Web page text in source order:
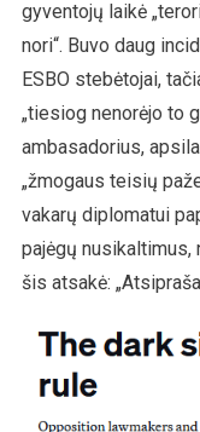
gyventojų laikė
nori“. Buvo daug
ESBO stebėtojai,
„tiesiog nenorėjo to
ambasadorius,
„žmogaus teisių
vakarų diplomatui
pajėgų nusikaltimus,
šis atsakė: